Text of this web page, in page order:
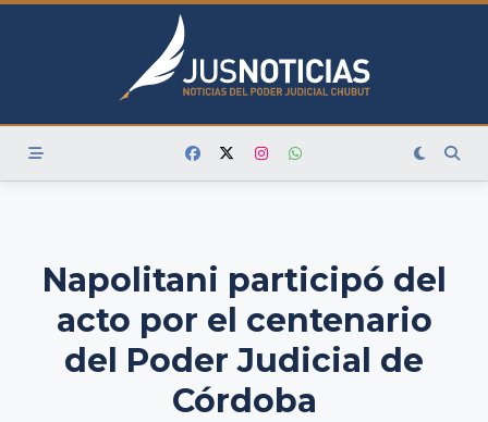
Skip
Napolitani participó del
acto por el centenario
del Poder Judicial de
Córdoba